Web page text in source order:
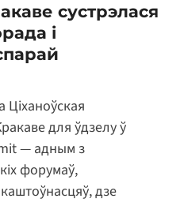
сустрэлася
і
Ціханоўская
для ўдзелу ў
— адным з
форумаў,
дзе